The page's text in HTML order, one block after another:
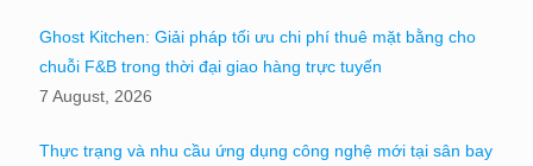
Ghost Kitchen: Giải pháp tối ưu chi phí thuê mặt bằng cho
chuỗi F&B trong thời đại giao hàng trực tuyến
7 August, 2026
Thực trạng và nhu cầu ứng dụng công nghệ mới tại sân bay